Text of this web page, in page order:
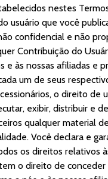
nestes
usuário que você
confidencial e não
Contribuição do
e às nossas afiliadas e
um de seus
o direito de
exibir, distribuir e
qualquer material
Você declara e
os direitos relativos
o direito de conceder